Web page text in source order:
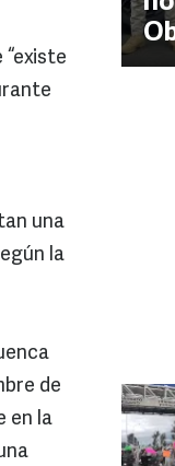
una
la
de
en la